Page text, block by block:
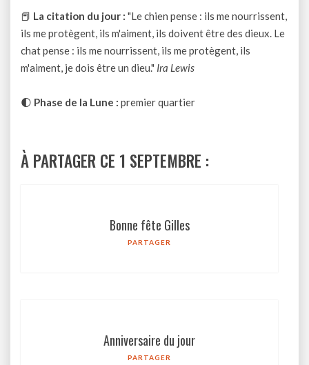
📕 La citation du jour : "Le chien pense : ils me nourrissent,
ils me protègent, ils m'aiment, ils doivent être des dieux. Le
chat pense : ils me nourrissent, ils me protègent, ils
m'aiment, je dois être un dieu." Ira Lewis
🌓 Phase de la Lune : premier quartier
À PARTAGER CE 1 SEPTEMBRE :
Bonne fête Gilles
PARTAGER
Anniversaire du jour
PARTAGER